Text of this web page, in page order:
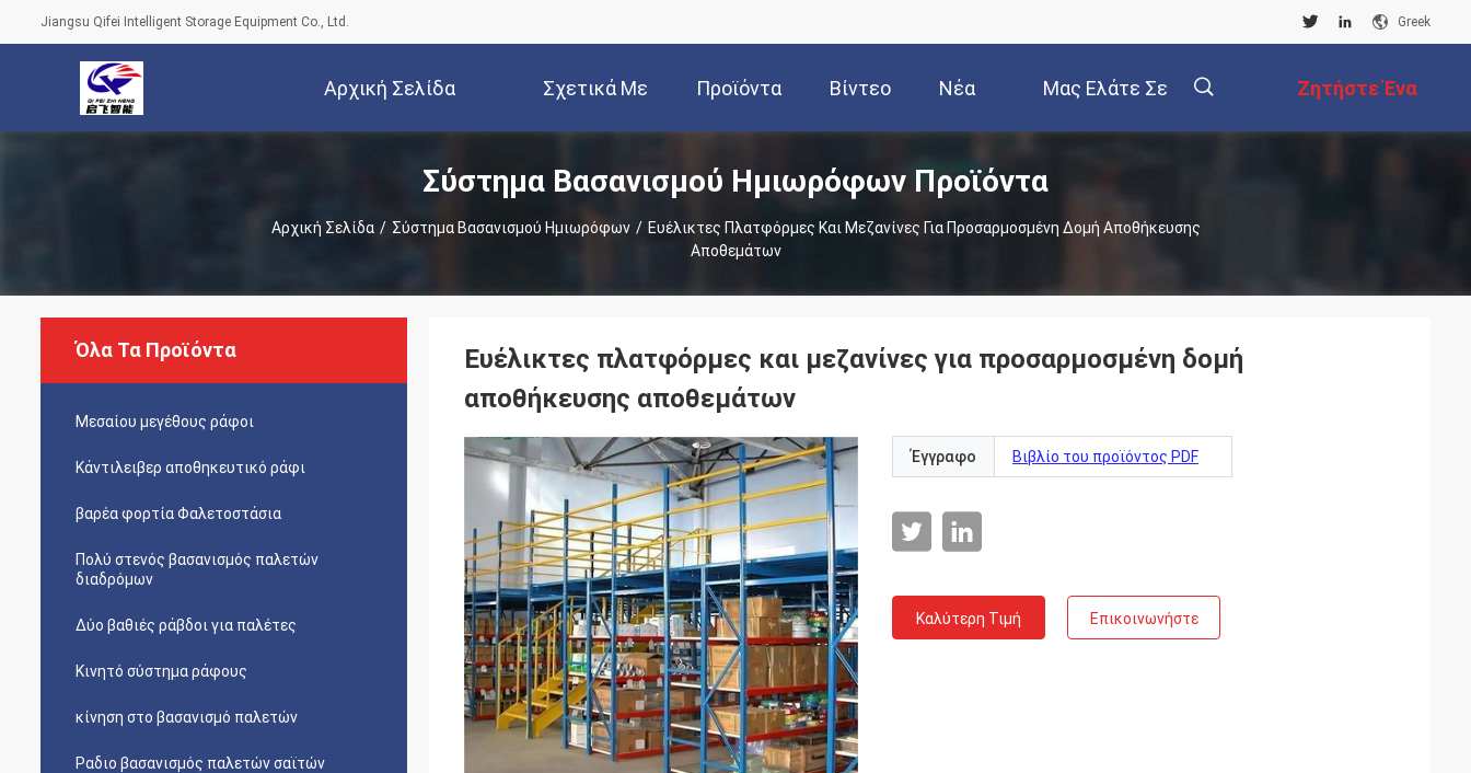
Jiangsu Qifei Intelligent Storage Equipment Co., Ltd. Greek
Αρχική Σελίδα Σχετικά Με
Εμάς
Προϊόντα Βίντεο Νέα Μας Ελάτε Σε Ζητήστε Ένα
Απόσπασμα
Σύστημα Βασανισμού Ημιωρόφων Προϊόντα
Αρχική Σελίδα / Σύστημα Βασανισμού Ημιωρόφων / Ευέλικτες Πλατφόρμες Και Μεζανίνες Για Προσαρμοσμένη Δομή Αποθήκευσης
Αποθεμάτων
Όλα Τα Προϊόντα
Μεσαίου μεγέθους ράφοι
Κάντιλειβερ αποθηκευτικό ράφι
βαρέα φορτία Φαλετοστάσια
Πολύ στενός βασανισμός παλετών
διαδρόμων
Δύο βαθιές ράβδοι για παλέτες
Κινητό σύστημα ράφους
κίνηση στο βασανισμό παλετών
Ραδιο βασανισμός παλετών σαϊτών
Ευέλικτες πλατφόρμες και μεζανίνες για προσαρμοσμένη δομή
αποθήκευσης αποθεμάτων
Έγγραφο Βιβλίο του προϊόντος PDF
Καλύτερη Τιμή Επικοινωνήστε